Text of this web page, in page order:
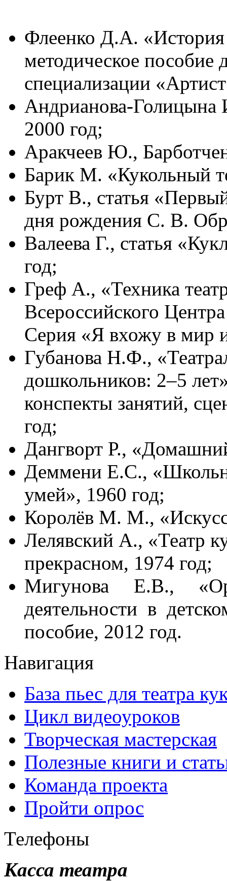
Флеенко Д.А. «История
методическое пособие
специализации
Андрианова-
2000 год;
Аракчеев Ю.,
Барик М. «Кукольный
Бурт В., статья «
дня рождения С. В.
Валеева Г., статья
год;
Греф А., «Техника
Всероссийского
Серия «Я вхожу в мир
Губанова Н.Ф.,
дошкольников: 2–5
конспекты занятий,
год;
Дангворт Р.,
Деммени Е.С.,
умей», 1960 год;
Королёв М. М.,
Лелявский А., «Театр
прекрасном, 1974 год;
Мигунова Е.В.,
деятельности в
пособие, 2012 год.
Навигация
База пьес для театра
Цикл видеоуроков
Творческая мастерская
Полезные книги и
Команда проекта
Пройти опрос
Телефоны
Касса театра